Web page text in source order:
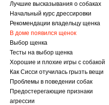
Лучшие высказывания о собаках
Начальный курс дрессировки
Рекомендации владельцу щенка
В доме появился щенок
Выбор щенка
Тесты на выбор щенка
Хорошие и плохие игры с собакой
Как Сисси отучилась грызть вещи
Проблемы в поведении собак
Предостерегающие признаки
агрессии